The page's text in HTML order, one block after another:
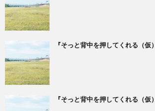
『そっと背中を押してくれる（
『そっと背中を押してくれる（